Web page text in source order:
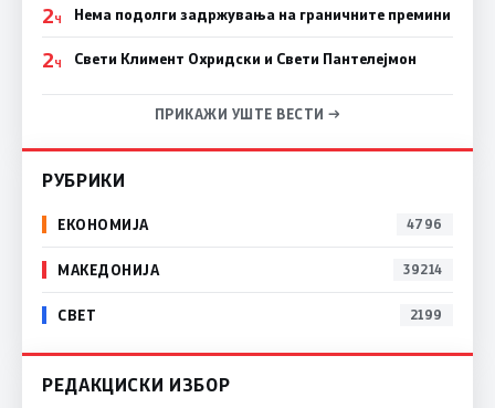
2Ч Нема подолги задржувања на граничните премини
2Ч Свети Климент Охридски и Свети Пантелејмон
ПРИКАЖИ УШТЕ ВЕСТИ →
РУБРИКИ
ЕКОНОМИЈА 4796
МАКЕДОНИЈА 39214
СВЕТ 2199
РЕДАКЦИСКИ ИЗБОР